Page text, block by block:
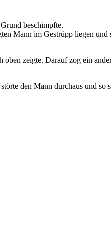
beschimpfte.
Mann im Gestrüpp liegen und
zeigte. Darauf zog ein
den Mann durchaus und so